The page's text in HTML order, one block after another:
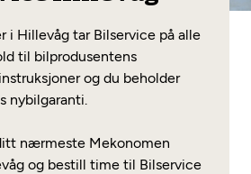
(52) tjenester her
Bilkonto
i Hillevåg tar Bilservice på alle
til bilprodusentens
og du beholder
nybilgaranti.
nærmeste Mekonomen
og bestill time til Bilservice